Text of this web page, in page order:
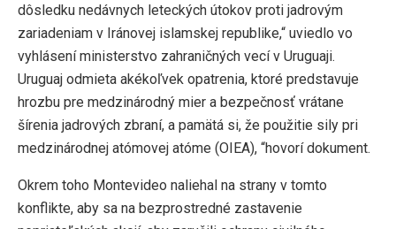
dôsledku nedávnych leteckých útokov proti jadrovým
zariadeniam v Iránovej islamskej republike,“ uviedlo vo
vyhlásení ministerstvo zahraničných vecí v Uruguaji.
Uruguaj odmieta akékoľvek opatrenia, ktoré predstavuje
hrozbu pre medzinárodný mier a bezpečnosť vrátane
šírenia jadrových zbraní, a pamätá si, že použitie sily pri
medzinárodnej atómovej atóme (OIEA), “hovorí dokument.
Okrem toho Montevideo naliehal na strany v tomto
konflikte, aby sa na bezprostredné zastavenie